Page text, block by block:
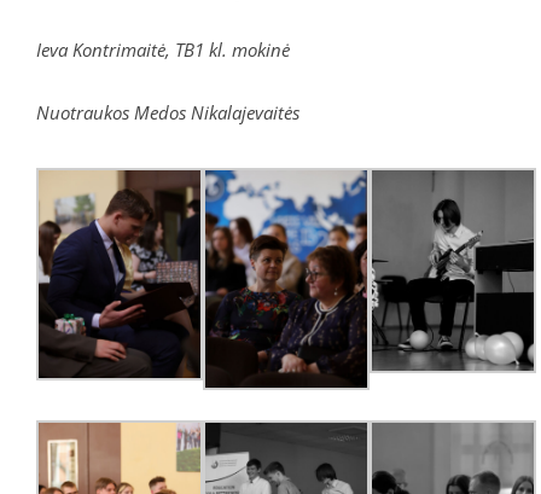
Ieva Kontrimaitė, TB1 kl. mokinė
Nuotraukos Medos Nikalajevaitės